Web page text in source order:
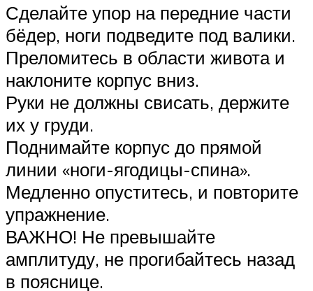
Сделайте упор на передние части
бёдер, ноги подведите под валики.
Преломитесь в области живота и
наклоните корпус вниз.
Руки не должны свисать, держите
их у груди.
Поднимайте корпус до прямой
линии «ноги-ягодицы-спина».
Медленно опуститесь, и повторите
упражнение.
ВАЖНО! Не превышайте
амплитуду, не прогибайтесь назад
в пояснице.